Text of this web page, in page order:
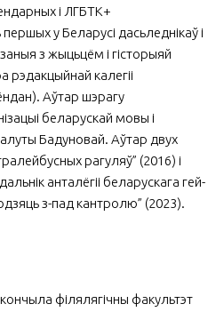
і ЛГБТК+
у Беларусі дась­леднікаў і
з жыцьцём і гісторыяй
рэдакцыйнай калегіі
Аўтар шэрагу
беларускай мовы і
Бадуновай. Аўтар двух
рагуляў” (2016) і
анталёгіі бе­ла­рускага гей-
з-пад кантролю” (2023).
філялягічны факультэт